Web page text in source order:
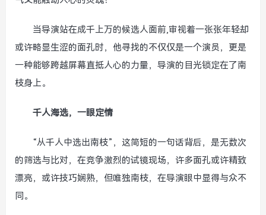
当导演站在成千上万的候选人面前,审视着一张张年轻却
或许略显生涩的面孔时，他寻找的不仅仅是一个演员，更是
一种能够跨越屏幕直抵人心的力量，导演的目光锁定在了南
枝身上。
千人海选，一眼定情
“从千人中选出南枝”，这简短的一句话背后，是无数次
的筛选与比对，在竞争激烈的试镜现场，许多面孔或许精致
漂亮，或许技巧娴熟，但唯独南枝，在导演眼中显得与众不
同。